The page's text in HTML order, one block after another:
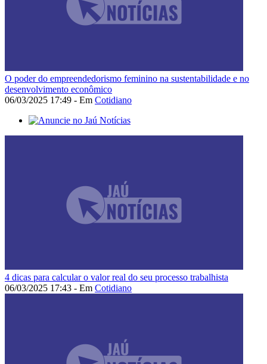
O poder do empreendedorismo feminino na sustentabilidade e no
desenvolvimento econômico
06/03/2025 17:49 - Em Cotidiano
4 dicas para calcular o valor real do seu processo trabalhista
06/03/2025 17:43 - Em Cotidiano